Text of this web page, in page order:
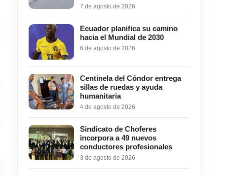
7 de agosto de 2026
Ecuador planifica su camino
hacia el Mundial de 2030
6 de agosto de 2026
Centinela del Cóndor entrega
sillas de ruedas y ayuda
humanitaria
4 de agosto de 2026
Sindicato de Choferes
incorpora a 49 nuevos
conductores profesionales
3 de agosto de 2026